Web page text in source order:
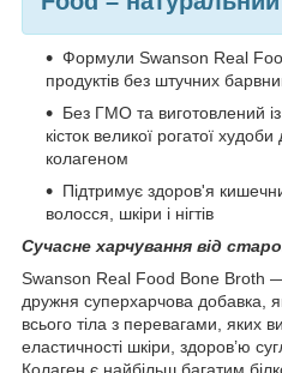
Формули Swanson Real
продуктів без штучних
Без ГМО та виготовлений
кісток великої рогатої
колагеном
Підтримує здоров'я
волосся, шкіри і нігтів
Сучасне харчування від
Swanson Real Food Bone Broth
дружня суперхарчова добавка,
всього тіла з перевагами, яких
еластичності шкіри, здоров’ю
Колаген є найбільш багатим